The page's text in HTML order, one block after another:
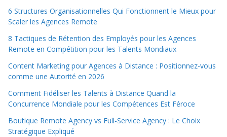
6 Structures Organisationnelles Qui Fonctionnent le Mieux pour
Scaler les Agences Remote
8 Tactiques de Rétention des Employés pour les Agences
Remote en Compétition pour les Talents Mondiaux
Content Marketing pour Agences à Distance : Positionnez-vous
comme une Autorité en 2026
Comment Fidéliser les Talents à Distance Quand la
Concurrence Mondiale pour les Compétences Est Féroce
Boutique Remote Agency vs Full-Service Agency : Le Choix
Stratégique Expliqué